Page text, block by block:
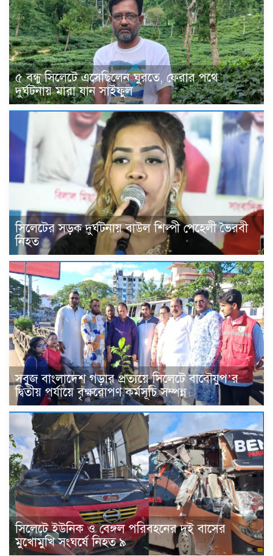
৫ বন্ধু সিলেটে এসেছিলেন ঘুরতে, ফেরার পথে
দুর্ঘটনায় মারা যান সাইফুল
সিলেটের সড়ক দুর্ঘটনায় বাউল শিল্পী পেহেলী ভৈরবী
নিহত
সবুজ বাংলাদেশ গড়ার প্রত্যয়ে সিলেটে বাবৌযুপ’র
দ্বিতীয় পর্যায়ে বৃক্ষরোপণ কর্মসূচি সম্পন্ন
সিলেটে ইউনিক ও বেঙ্গল পরিবহনের দুই বাসের
মুখোমুখি সংঘর্ষে নিহত ৯